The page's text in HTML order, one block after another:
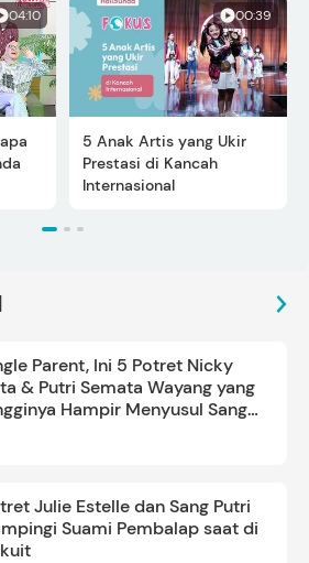
04:10 00:39
5 Anak Artis yang Ukir
Prestasi di Kancah
Internasional
Parent, Ini 5 Potret Nicky
& Putri Semata Wayang yang
Hampir Menyusul Sang
Julie Estelle dan Sang Putri
Suami Pembalap saat di